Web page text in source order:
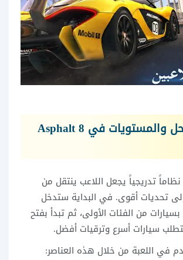
أشهر المراحل والمستويات في Asphalt 8
تقدم Asphalt 8 نظاماً تدريجياً يجعل اللاعب ينتقل من
تحديات أقوى. في البداية ستدخل
من الفئات الأولى، ثم تبدأ بفتح
سيارات أسرع وترقيات أفضل.
في اللعبة من خلال هذه العناصر: